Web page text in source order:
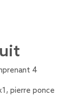
4
pierre ponce